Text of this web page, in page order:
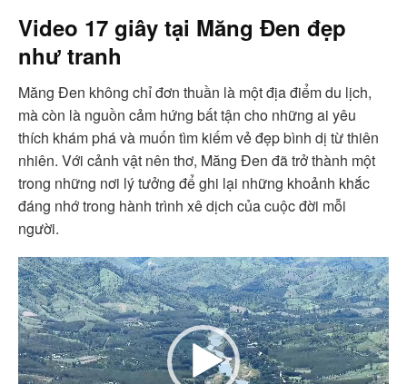
Video 17 giây tại Măng Đen đẹp
như tranh
Măng Đen không chỉ đơn thuần là một địa điểm du lịch,
mà còn là nguồn cảm hứng bất tận cho những ai yêu
thích khám phá và muốn tìm kiếm vẻ đẹp bình dị từ thiên
nhiên. Với cảnh vật nên thơ, Măng Đen đã trở thành một
trong những nơi lý tưởng để ghi lại những khoảnh khắc
đáng nhớ trong hành trình xê dịch của cuộc đời mỗi
người.
Trình
chơi
Video